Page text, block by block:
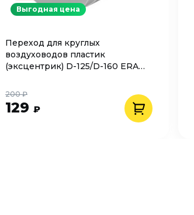
Переход для круглых
воздуховодов пластик
(эксцентрик) D-125/D-160 ERA
129 ₽
200 ₽
Выгодная цена